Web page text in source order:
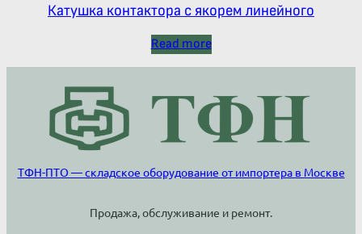
Катушка контактора с якорем линейного
Read more
ТФН-ПТО — складское оборудование от импортера в Москве
Продажа, обслуживание и ремонт.